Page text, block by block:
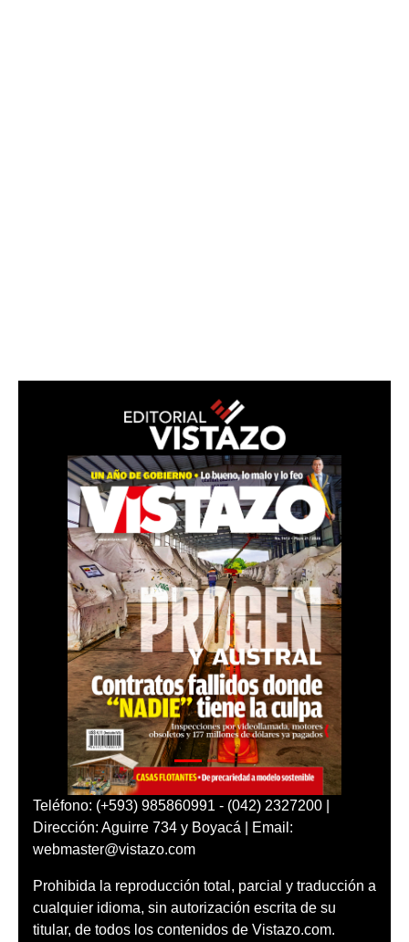
Teléfono: (+593) 985860991 - (042) 2327200 |
Dirección: Aguirre 734 y Boyacá | Email:
webmaster@vistazo.com
Prohibida la reproducción total, parcial y traducción a
cualquier idioma, sin autorización escrita de su
titular, de todos los contenidos de Vistazo.com.